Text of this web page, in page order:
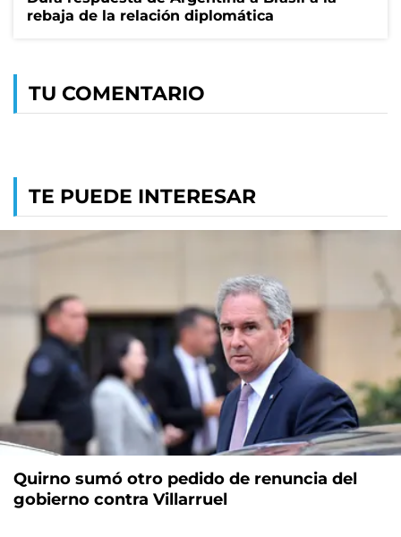
rebaja de la relación diplomática
TU COMENTARIO
TE PUEDE INTERESAR
Quirno sumó otro pedido de renuncia del
gobierno contra Villarruel